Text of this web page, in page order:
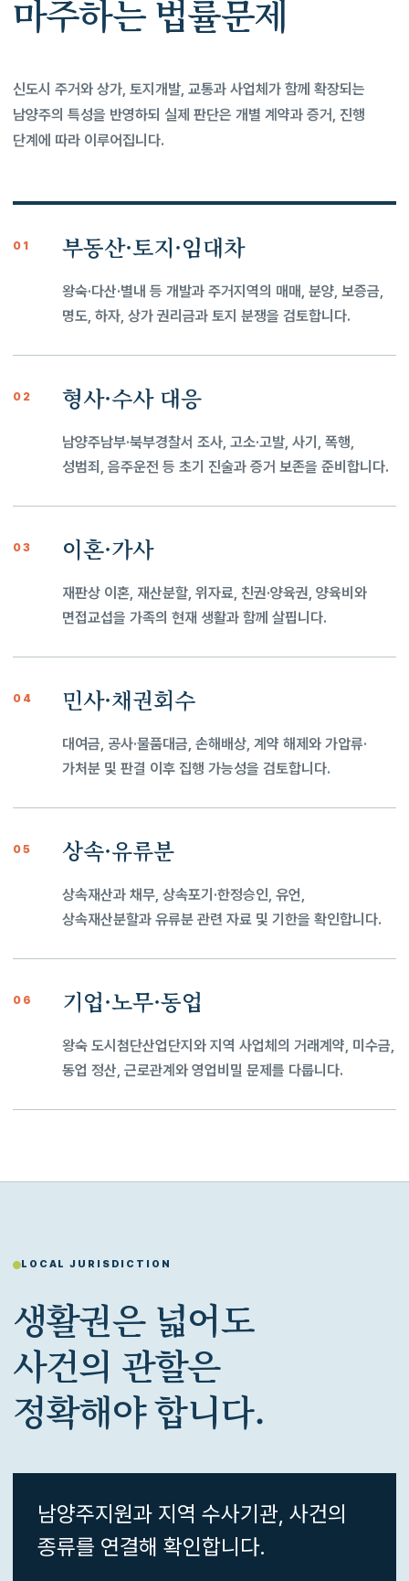
마주하는 법률문제
신도시 주거와 상가, 토지개발, 교통과 사업체가 함께 확장되는
남양주의 특성을 반영하되 실제 판단은 개별 계약과 증거, 진행
단계에 따라 이루어집니다.
01 부동산·토지·임대차
왕숙·다산·별내 등 개발과 주거지역의 매매, 분양, 보증금,
명도, 하자, 상가 권리금과 토지 분쟁을 검토합니다.
02 형사·수사 대응
남양주남부·북부경찰서 조사, 고소·고발, 사기, 폭행,
성범죄, 음주운전 등 초기 진술과 증거 보존을 준비합니다.
03 이혼·가사
재판상 이혼, 재산분할, 위자료, 친권·양육권, 양육비와
면접교섭을 가족의 현재 생활과 함께 살핍니다.
04 민사·채권회수
대여금, 공사·물품대금, 손해배상, 계약 해제와 가압류·
가처분 및 판결 이후 집행 가능성을 검토합니다.
05 상속·유류분
상속재산과 채무, 상속포기·한정승인, 유언,
상속재산분할과 유류분 관련 자료 및 기한을 확인합니다.
06 기업·노무·동업
왕숙 도시첨단산업단지와 지역 사업체의 거래계약, 미수금,
동업 정산, 근로관계와 영업비밀 문제를 다룹니다.
LOCAL JURISDICTION
생활권은 넓어도
사건의 관할은
정확해야 합니다.
남양주지원과 지역 수사기관, 사건의
종류를 연결해 확인합니다.